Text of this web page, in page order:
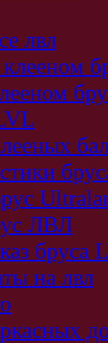
лвл
ЛВЛ
бруса
на лвл